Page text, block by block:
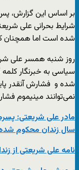
بر اساس این گزارش، پس
شرایط بحرانی علی
شده است اما
روز شنبه همسر علی
سیاسی به خبرنگار
شده و فشارش آنقدر
نمی‌توانند مینیموم
مادر علی شریعتی:
سال زندان محکوم
نامه علی شریعتی از